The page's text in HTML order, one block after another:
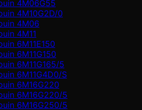
4M06G55
4M10G2D/0
4М06
4М11
6M11E150
6M11G150
6M11G165/5
6M11G4D0/S
6M16G220
6M16G220/5
6M16G250/5